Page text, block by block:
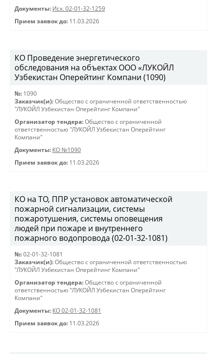
Документы: Исх. 02-01-32-1259
Прием заявок до: 11.03.2026
КО Проведение энергетического
обследования на объектах ООО «ЛУКОЙЛ
Узбекистан Оперейтинг Компани (1090)
№: 1090
Заказчик(и): Общество с ограниченной ответственностью
"ЛУКОЙЛ Узбекистан Оперейтинг Компани"
Организатор тендера: Общество с ограниченной
ответственностью "ЛУКОЙЛ Узбекистан Оперейтинг
Компани"
Документы: КО №1090
Прием заявок до: 11.03.2026
КО на ТО, ППР установок автоматической
пожарной сигнализации, системы
пожаротушения, системы оповещения
людей при пожаре и внутреннего
пожарного водопровода (02-01-32-1081)
№: 02-01-32-1081
Заказчик(и): Общество с ограниченной ответственностью
"ЛУКОЙЛ Узбекистан Оперейтинг Компани"
Организатор тендера: Общество с ограниченной
ответственностью "ЛУКОЙЛ Узбекистан Оперейтинг
Компани"
Документы: КО 02-01-32-1081
Прием заявок до: 11.03.2026